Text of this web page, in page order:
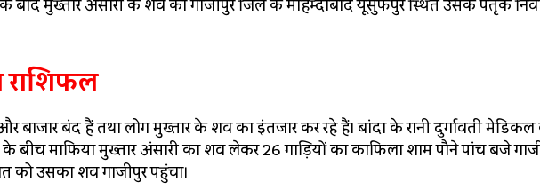
बाद मुख्तार अंसारी के शव को गाजीपुर जिले के मोहम्‍दाबाद यूसुफपुर स्थित उसके पैतृक
बाजार बंद हैं तथा लोग मुख्तार के शव का इंतजार कर रहे हैं। बांदा के रानी दुर्गावती
के बीच माफिया मुख्तार अंसारी का शव लेकर 26 गाड़ियों का काफिला शाम पौने पांच बजे
को उसका शव गाजीपुर पहुंचा।